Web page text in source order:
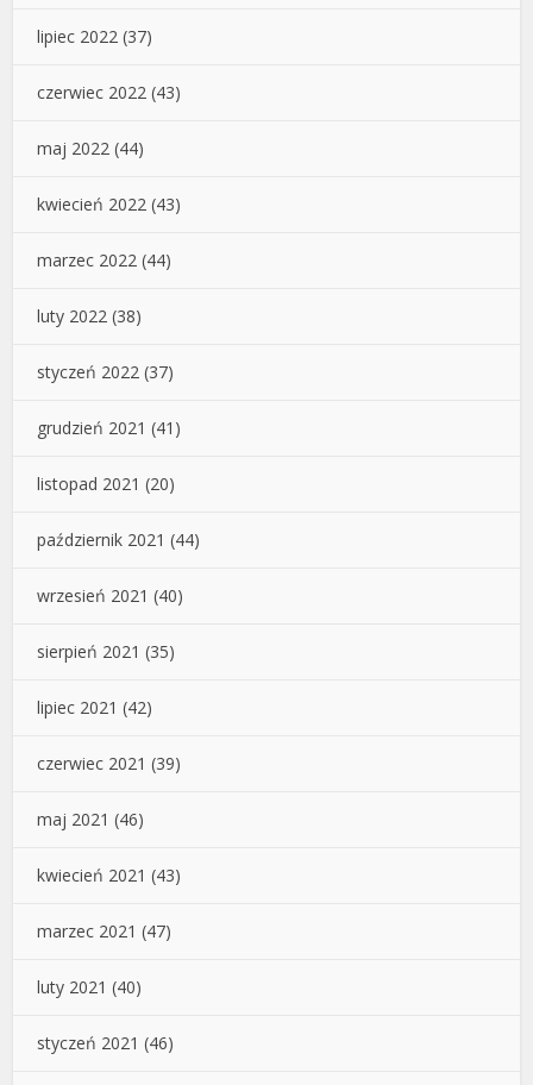
lipiec 2022 (37)
czerwiec 2022 (43)
maj 2022 (44)
kwiecień 2022 (43)
marzec 2022 (44)
luty 2022 (38)
styczeń 2022 (37)
grudzień 2021 (41)
listopad 2021 (20)
październik 2021 (44)
wrzesień 2021 (40)
sierpień 2021 (35)
lipiec 2021 (42)
czerwiec 2021 (39)
maj 2021 (46)
kwiecień 2021 (43)
marzec 2021 (47)
luty 2021 (40)
styczeń 2021 (46)